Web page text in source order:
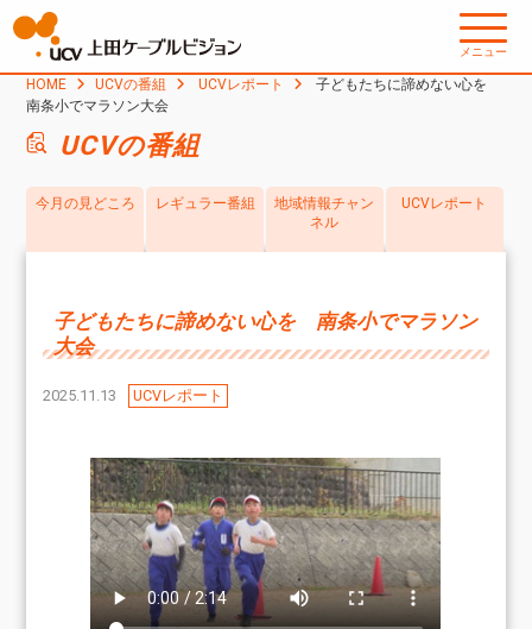
メニュー
HOME UCVの番組 UCVレポート
子どもたちに諦めない心を
南条小でマラソン大会
UCVの番組
今月の見どころ レギュラー番組
地域情報チャン
ネル
UCVレポート
子どもたちに諦めない心を 南条小でマラソン
大会
2025.11.13 UCVレポート